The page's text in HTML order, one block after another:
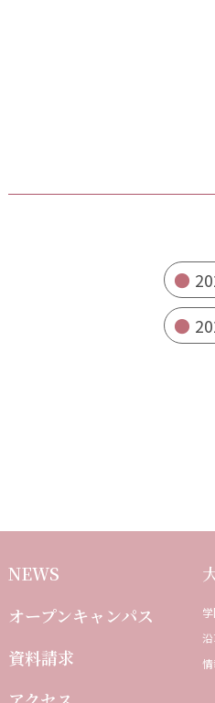
NEWS
オープンキャンパス
資料請求